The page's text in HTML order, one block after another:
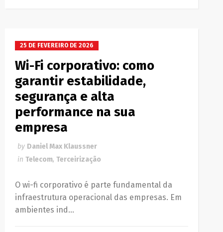
25 DE FEVEREIRO DE 2026
Wi-Fi corporativo: como
garantir estabilidade,
segurança e alta
performance na sua
empresa
by Daniel Max Klaussner
in Telecom, Terceirização
O wi-fi corporativo é parte fundamental da
infraestrutura operacional das empresas. Em
ambientes ind...